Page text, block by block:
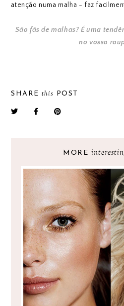
atenção numa malha - faz
São fãs de malhas? É uma
no vosso
SHAREthis POST
MORE
SUN KISSED